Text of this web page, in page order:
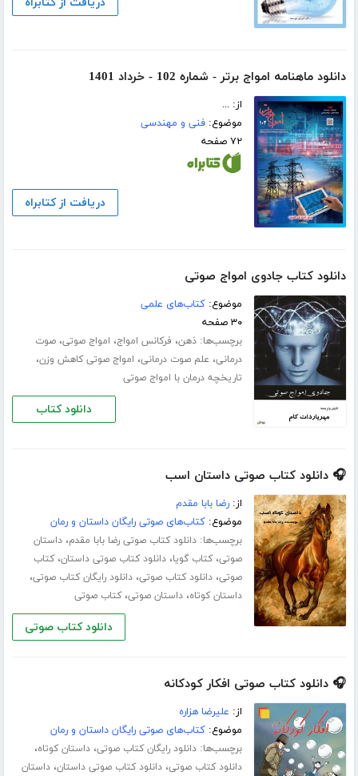
دریافت از کتابراه
دانلود ماهنامه امواج برتر - شماره 102 - خرداد 1401
از: ...
موضوع:فنی و مهندسی
۷۲ صفحه
دریافت از کتابراه
دانلود کتاب جادوی امواج صوتی
موضوع:کتاب‌های علمی
۳۰ صفحه
برچسب‌ها:ذهن، فرکانس امواج، امواج صوتی،صوت
درمانی، علم صوت درمانی، امواج صوتی کاهش وزن،
تاریخچه درمان با امواج صوتی
دانلود کتاب
🎧 دانلود کتاب صوتی داستان اسب
از:رضا بابا مقدم
موضوع:کتاب‌های صوتی رایگان داستان و رمان
برچسب‌ها:دانلود کتاب صوتی رضا بابا مقدم،داستان
صوتی،کتاب گویا،دانلود کتاب صوتی داستان،کتاب
صوتی،دانلود کتاب صوتی،دانلود رایگان کتاب صوتی،
داستان کوتاه،داستان صوتی،کتاب صوتی
دانلود کتاب صوتی
🎧 دانلود کتاب صوتی افکار کودکانه
از: علیرضا هزاره
موضوع:کتاب‌های صوتی رایگان داستان و رمان
برچسب‌ها:دانلود رایگان کتاب صوتی،داستان کوتاه،
دانلود کتاب صوتی،دانلود کتاب صوتی داستان،داستان